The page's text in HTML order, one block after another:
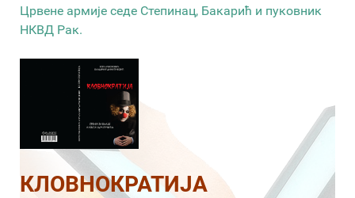
Црвене армије седе Степинац, Бакарић и пуковник
НКВД Рак.
КЛОВНОКРАТИЈА